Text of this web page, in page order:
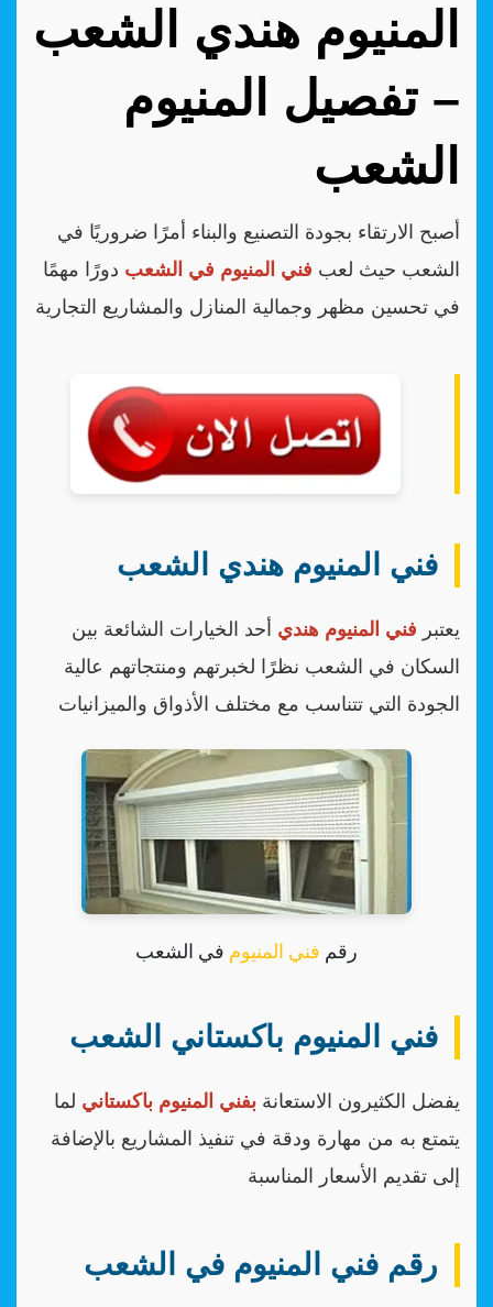
المنيوم هندي الشعب
– تفصيل المنيوم
الشعب
أصبح الارتقاء بجودة التصنيع والبناء أمرًا ضروريًا في
الشعب حيث لعب فني المنيوم في الشعب دورًا مهمًا
في تحسين مظهر وجمالية المنازل والمشاريع التجارية
فني المنيوم هندي الشعب
يعتبر فني المنيوم هندي أحد الخيارات الشائعة بين
السكان في الشعب نظرًا لخبرتهم ومنتجاتهم عالية
الجودة التي تتناسب مع مختلف الأذواق والميزانيات
رقم فني المنيوم في الشعب
فني المنيوم باكستاني الشعب
يفضل الكثيرون الاستعانة بفني المنيوم باكستاني لما
يتمتع به من مهارة ودقة في تنفيذ المشاريع بالإضافة
إلى تقديم الأسعار المناسبة
رقم فني المنيوم في الشعب